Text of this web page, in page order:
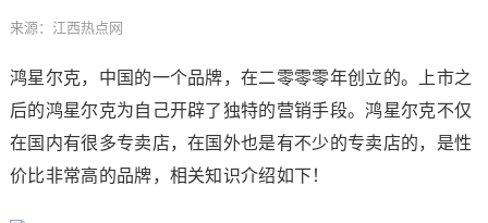
来源：江西热点网
鸿星尔克，中国的一个品牌，在二零零零年创立的。上市之
后的鸿星尔克为自己开辟了独特的营销手段。鸿星尔克不仅
在国内有很多专卖店，在国外也是有不少的专卖店的，是性
价比非常高的品牌，相关知识介绍如下！